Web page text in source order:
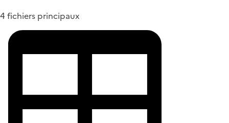
4 fichiers principaux